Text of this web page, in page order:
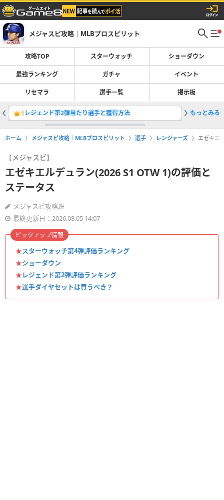
メジャスピ攻略｜MLBプロスピリット
攻略TOP スターウォッチ ショーダウン
最強ランキング ガチャ イベント
リセマラ 選手一覧 掲示板
1 レジェンド第2弾当たり選手と獲得方法 2ガチャ
もっとみる
ホーム メジャスピ攻略｜MLBプロスピリット 選手 レンジャーズ エゼキエ
【メジャスピ】
エゼキエルデュラン(2026 S1 OTW 1)の評価と
ステータス
メジャスピ攻略班
最終更新日：2026.08.05 14:07
★スターウォッチ第4弾評価ランキング
★ショーダウン
★レジェンド第2弾評価ランキング
★選手ダイヤセットは買うべき？
ピックアップ情報